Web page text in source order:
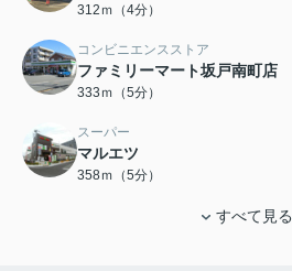
312ｍ（4分）
コンビニエンスストア
ファミリーマート坂戸南町店
333ｍ（5分）
スーパー
マルエツ
358ｍ（5分）
すべて見る